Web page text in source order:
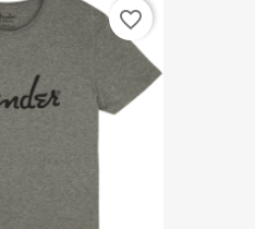
favorite_border